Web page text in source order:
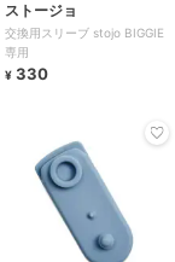
ストージョ
交換用スリーブ stojo BIGGIE
専用
¥ 330